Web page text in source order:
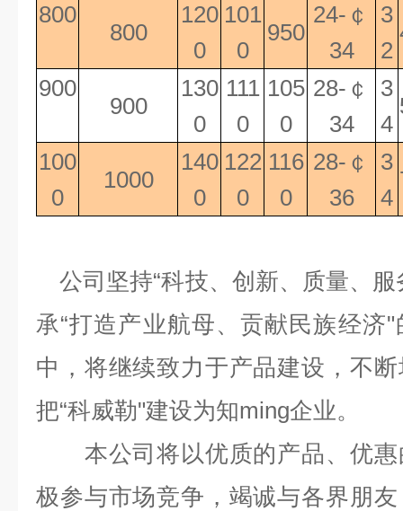
800
800
120
0
101
0
950
24- ￠
34
3
2
900
900
130
0
111
0
105
0
28- ￠
34
3
4
100
0
1000
140
0
122
0
116
0
28- ￠
36
3
4
公司坚持“科技、创新、质量、服
承“打造产业航母、贡献民族经济"
中，将继续致力于产品建设，不
把“科威勒"建设为知ming企业。
本公司将以优质的产品、优惠
极参与市场竞争，竭诚与各界朋